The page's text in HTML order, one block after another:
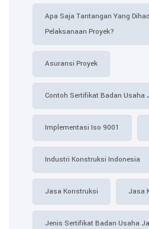
Apa Saja Tantangan Yang
Pelaksanaan Proyek?
Asuransi Proyek
Contoh Sertifikat Badan Usaha
Implementasi Iso 9001
Industri Konstruksi Indonesia
Jasa Konstruksi Jasa
Jenis Sertifikat Badan Usaha